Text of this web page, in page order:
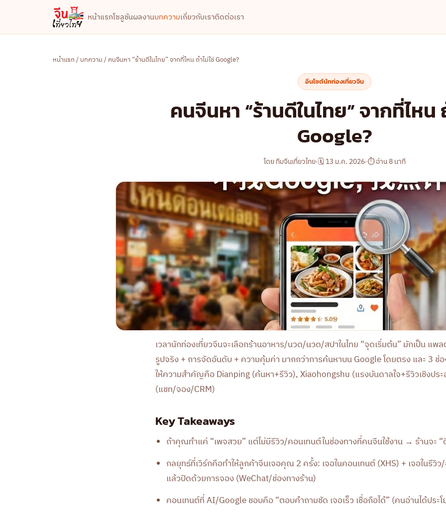
หน้าแรกโซลูชันผลงานบทความเกี่ยวกับเราติดต่อเรา
หน้าแรก/บทความ/ คนจีนหา “ร้านดีในไทย” จากที่ไหน ถ้าไม่ใช่ Google?
อินไซต์นักท่องเที่ยวจีน
คนจีนหา “ร้านดีในไทย” จากที่ไหน
Google?
โดย ทีมจีนเที่ยวไทย·🗓 13 ม.ค. 2026·⏱ อ่าน 8 นาที
เวลานักท่องเที่ยวจีนจะเลือกร้านอาหาร/นวด/นวด/สปาในไทย “จุดเริ่มต้น” มักเป็น แพ
รูปจริง + การจัดอันดับ + ความคุ้มค่า มากกว่าการค้นหาบน Google โดยตรง และ 3 ช่
ให้ความสำคัญคือ Dianping (ค้นหา+รีวิว), Xiaohongshu (แรงบันดาลใจ+รีวิวเชิงปร
(แชท/จอง/CRM)
Key Takeaways
ถ้าคุณทำแค่ “เพจสวย” แต่ไม่มีรีวิว/คอนเทนต์ในช่องทางที่คนจีนใช้งาน → ร้านจะ “
กลยุทธ์ที่เวิร์กคือทำให้ลูกค้าจีนเจอคุณ 2 ครั้ง: เจอในคอนเทนต์ (XHS) + เจอในรีวิ
แล้วปิดด้วยการจอง (WeChat/ช่องทางร้าน)
คอนเทนต์ที่ AI/Google ชอบคือ “ตอบคำถามชัด เจอเร็ว เชื่อถือได้” (คนอ่านได้ประ